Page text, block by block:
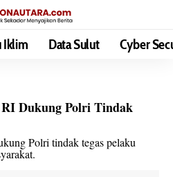
Iklim Data Sulut Cyber
Dukung Polri Tindak
Polri tindak tegas pelaku